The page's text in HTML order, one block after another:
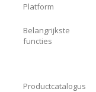
Platform
Belangrijkste
functies
Productcatalogus